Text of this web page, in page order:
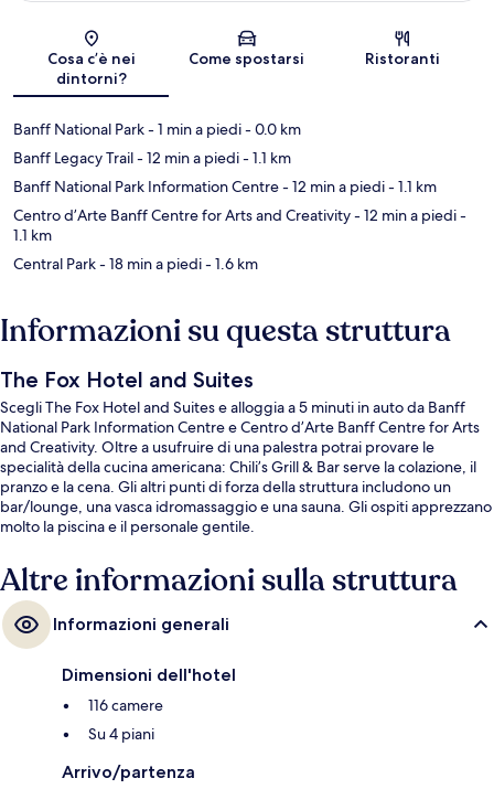
Mappa
Cosa c’è nei
dintorni?
Come spostarsi Ristoranti
Banff National Park- 1 min a piedi- 0.0 km
Banff Legacy Trail- 12 min a piedi- 1.1 km
Banff National Park Information Centre- 12 min a piedi- 1.1 km
Centro d’Arte Banff Centre for Arts and Creativity- 12 min a piedi-
1.1 km
Central Park- 18 min a piedi- 1.6 km
Informazioni su questa struttura
The Fox Hotel and Suites
Scegli The Fox Hotel and Suites e alloggia a 5 minuti in auto da Banff
National Park Information Centre e Centro d’Arte Banff Centre for Arts
and Creativity. Oltre a usufruire di una palestra potrai provare le
specialità della cucina americana: Chili’s Grill & Bar serve la colazione, il
pranzo e la cena. Gli altri punti di forza della struttura includono un
bar/lounge, una vasca idromassaggio e una sauna. Gli ospiti apprezzano
molto la piscina e il personale gentile.
Altre informazioni sulla struttura
Informazioni generali
Dimensioni dell'hotel
116 camere
Su 4 piani
Arrivo/partenza